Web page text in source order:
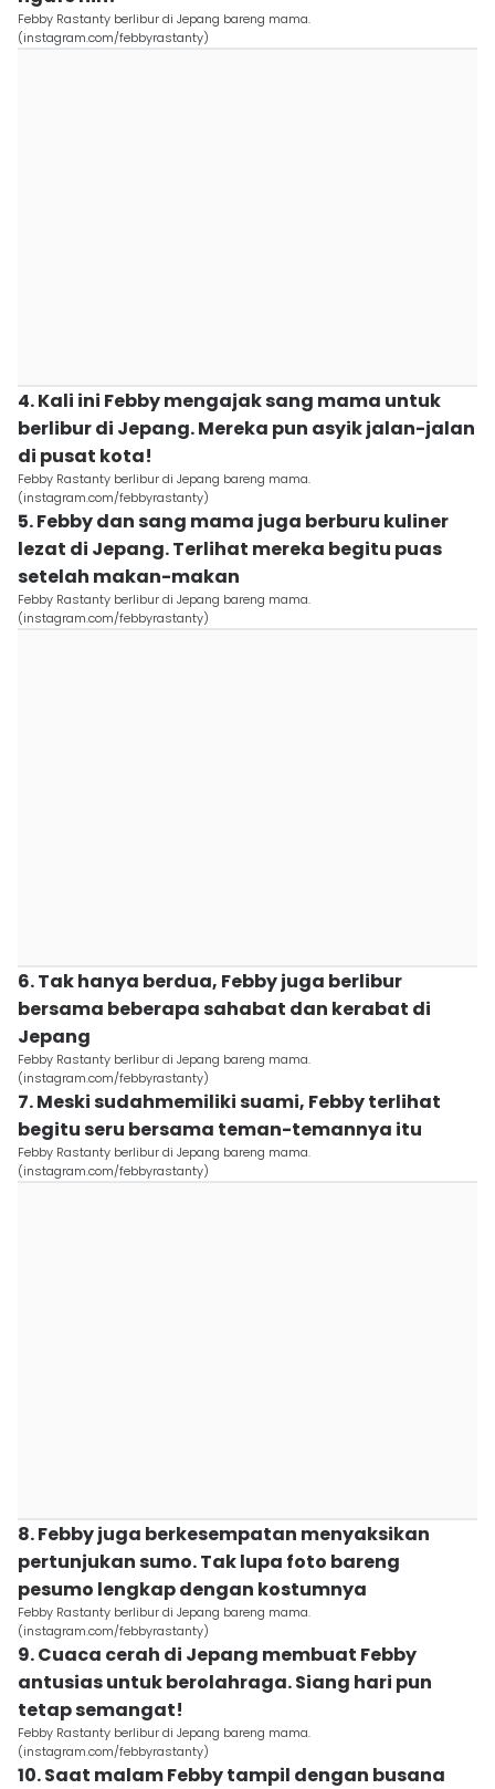
Febby Rastanty berlibur di Jepang bareng mama.
(instagram.com/febbyrastanty)
4. Kali ini Febby mengajak sang mama untuk
berlibur di Jepang. Mereka pun asyik jalan-jalan
di pusat kota!
Febby Rastanty berlibur di Jepang bareng mama.
(instagram.com/febbyrastanty)
5. Febby dan sang mama juga berburu kuliner
lezat di Jepang. Terlihat mereka begitu puas
setelah makan-makan
Febby Rastanty berlibur di Jepang bareng mama.
(instagram.com/febbyrastanty)
6. Tak hanya berdua, Febby juga berlibur
bersama beberapa sahabat dan kerabat di
Jepang
Febby Rastanty berlibur di Jepang bareng mama.
(instagram.com/febbyrastanty)
7. Meski sudahmemiliki suami, Febby terlihat
begitu seru bersama teman-temannya itu
Febby Rastanty berlibur di Jepang bareng mama.
(instagram.com/febbyrastanty)
8. Febby juga berkesempatan menyaksikan
pertunjukan sumo. Tak lupa foto bareng
pesumo lengkap dengan kostumnya
Febby Rastanty berlibur di Jepang bareng mama.
(instagram.com/febbyrastanty)
9. Cuaca cerah di Jepang membuat Febby
antusias untuk berolahraga. Siang hari pun
tetap semangat!
Febby Rastanty berlibur di Jepang bareng mama.
(instagram.com/febbyrastanty)
10. Saat malam Febby tampil dengan busana